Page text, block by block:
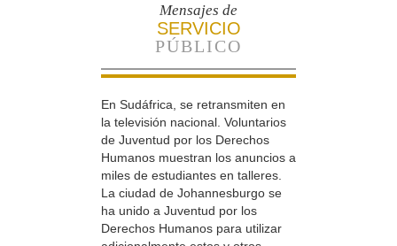
Mensajes de
SERVICIO
PÚBLICO
En Sudáfrica, se retransmiten en
la televisión nacional. Voluntarios
de Juventud por los Derechos
Humanos muestran los anuncios a
miles de estudiantes en talleres.
La ciudad de Johannesburgo se
ha unido a Juventud por los
Derechos Humanos para utilizar